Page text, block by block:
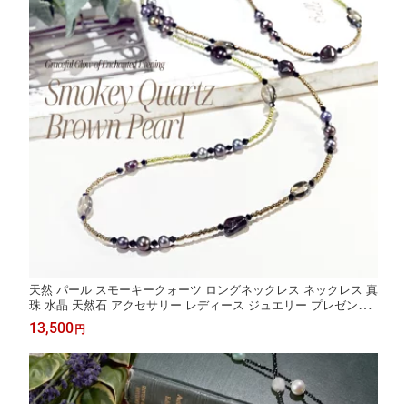
天然 パール スモーキークォーツ ロングネックレス ネックレス 真
珠 水晶 天然石 アクセサリー レディース ジュエリー プレゼント
日本製 ファッション 品質保証 30代 40代 50代 60代 送料無料 ラ
ッピング無料
13,500円